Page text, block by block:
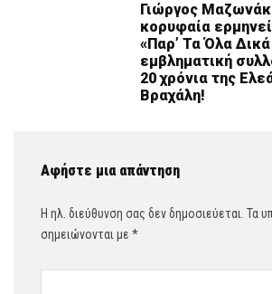
Γιώργος
κορυφαία
«Παρ’ Τα Όλα
εμβληματική
20 χρόνια της
Βραχάλη!
Αφήστε μια απάντηση
Η ηλ. διεύθυνση σας δεν δημοσιεύεται. Τα
σημειώνονται με *